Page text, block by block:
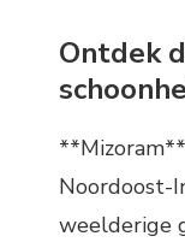
Ontdek
Noordoost-
weelderige